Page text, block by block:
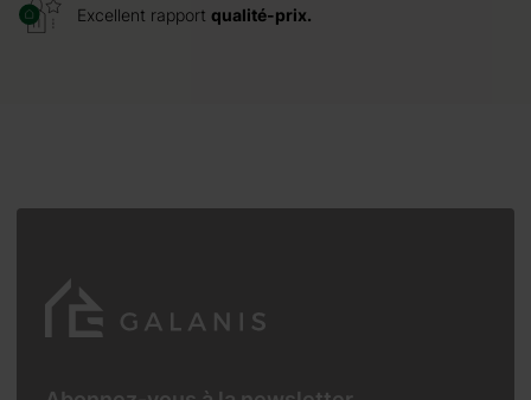
Excellent rapport qualité-prix.